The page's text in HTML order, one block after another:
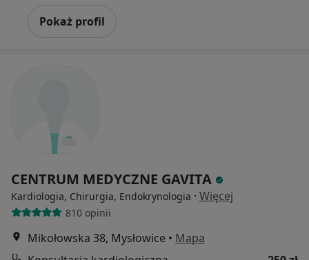
Pokaż profil
CENTRUM MEDYCZNE GAVITA
Kardiologia, Chirurgia, Endokrynologia · Więcej
810 opinii
Mikołowska 38, Mysłowice • Mapa